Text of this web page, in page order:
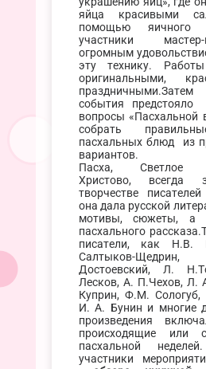
яйца красивыми
помощью яичного
участники
огромным
эту технику.
оригинальными,
события предстояло
вопросы «Пасхальной
собрать
пасхальных блюд из
вариантов.
Пасха, Светлое
Христово, всегда
творчестве писателей
она дала русской
мотивы, сюжеты, а
пасхального
писатели, как Н.В.
Салтыков-
Достоевский, Л.
Лесков, А. П.Чехов, Л.
Куприн, Ф.М.
И. А. Бунин и многие
произведения
происходящие или
пасхальной
участники